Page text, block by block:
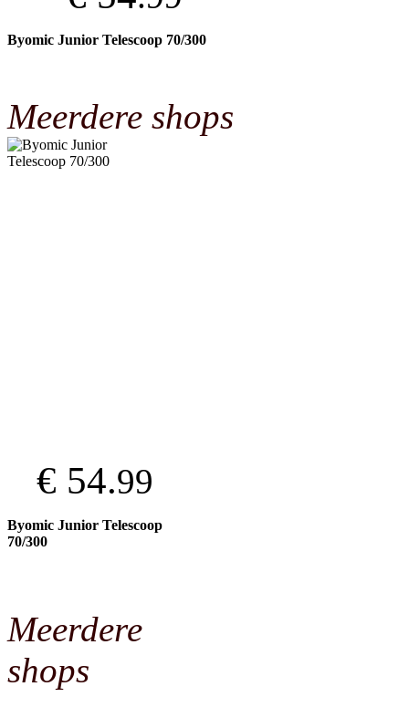
Byomic Junior Telescoop 70/300
Meerdere shops
€ 54.99
Byomic Junior Telescoop
70/300
Meerdere
shops